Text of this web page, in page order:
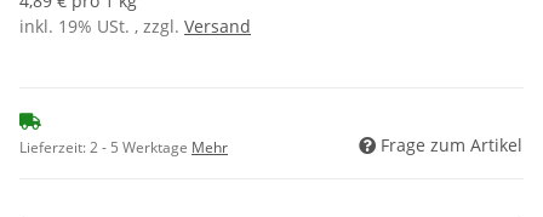
inkl. 19% USt. , zzgl. Versand
Lieferzeit:2 - 5 Werktage Mehr Frage zum Artikel